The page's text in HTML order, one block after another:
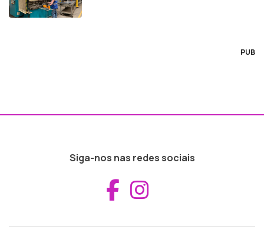
PUB
Siga-nos nas redes sociais
Aceder ao